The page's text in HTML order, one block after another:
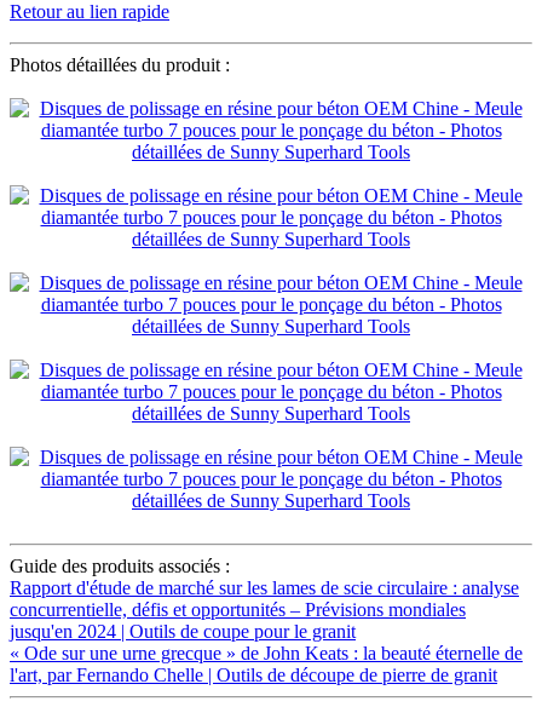
Retour au lien rapide
Photos détaillées du produit :
Guide des produits associés :
Rapport d'étude de marché sur les lames de scie circulaire : analyse
concurrentielle, défis et opportunités – Prévisions mondiales
jusqu'en 2024 | Outils de coupe pour le granit
« Ode sur une urne grecque » de John Keats : la beauté éternelle de
l'art, par Fernando Chelle | Outils de découpe de pierre de granit